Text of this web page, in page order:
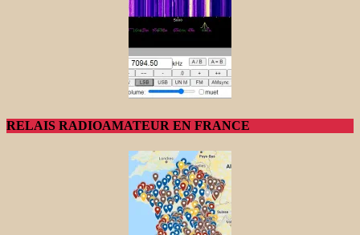
RELAIS RADIOAMATEUR EN FRANCE